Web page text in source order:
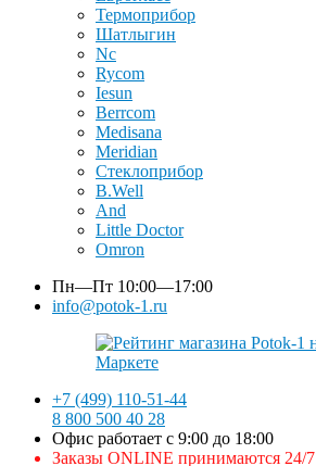
Термоприбор
Шатлыгин
Nc
Rycom
Iesun
Berrcom
Medisana
Meridian
Стеклоприбор
B.Well
And
Little Doctor
Omron
Пн—Пт 10:00—17:00
info@potok-1.ru
+7 (499) 110-51-44
8 800 500 40 28
Офис работает с 9:00 до 18:00
Заказы ONLINE принимаются 24/7